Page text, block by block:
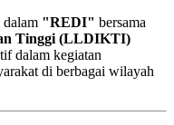
"REDI" bersama
Tinggi (LLDIKTI)
dalam kegiatan
di berbagai wilayah